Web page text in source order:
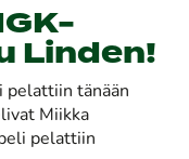
Linden!
pelattiin tänään
Miikka
pelattiin